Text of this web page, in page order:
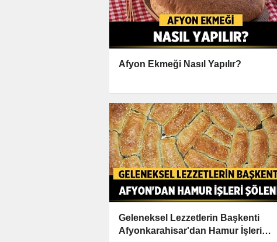
Afyon Ekmeği Nasıl Yapılır?
Geleneksel Lezzetlerin Başkenti
Afyonkarahisar'dan Hamur İşleri